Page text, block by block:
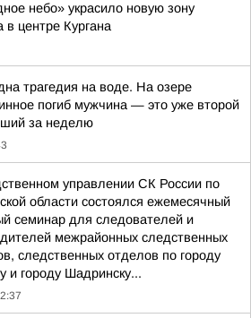
небо» украсило новую зону
в центре Кургана
трагедия на воде. На озере
погиб мужчина — это уже второй
за неделю
управлении СК России по
области состоялся ежемесячный
семинар для следователей и
межрайонных следственных
следственных отделов по городу
и городу Шадринску...